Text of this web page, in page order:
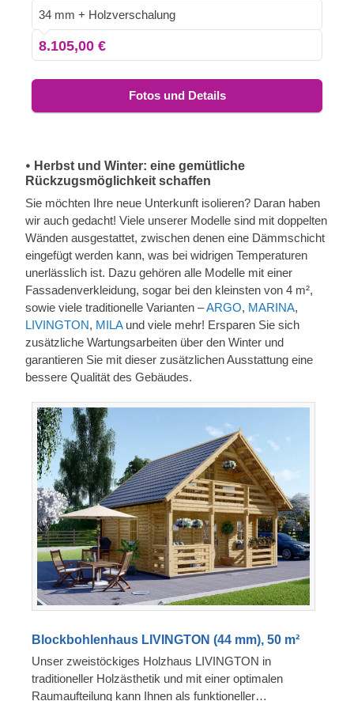
34 mm + Holzverschalung
8.105,00 €
Fotos und Details
𑇐 Herbst und Winter: eine gemütliche
Rückzugsmöglichkeit schaffen
Sie möchten Ihre neue Unterkunft isolieren? Daran haben
wir auch gedacht! Viele unserer Modelle sind mit doppelten
Wänden ausgestattet, zwischen denen eine Dämmschicht
eingefügt werden kann, was bei widrigen Temperaturen
unerlässlich ist. Dazu gehören alle Modelle mit einer
Fassadenverkleidung, sogar bei den kleinsten von 4 m²,
sowie viele traditionelle Varianten –ARGO, MARINA,
LIVINGTON, MILA und viele mehr! Ersparen Sie sich
zusätzliche Wartungsarbeiten über den Winter und
garantieren Sie mit dieser zusätzlichen Ausstattung eine
bessere Qualität des Gebäudes.
Blockbohlenhaus LIVINGTON (44 mm), 50 m²
Unser zweistöckiges Holzhaus LIVINGTON in
traditioneller Holzästhetik und mit einer optimalen
Raumaufteilung kann Ihnen als funktioneller